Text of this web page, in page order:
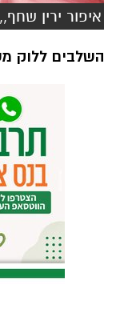
איפור ירין
השלבים ללוק